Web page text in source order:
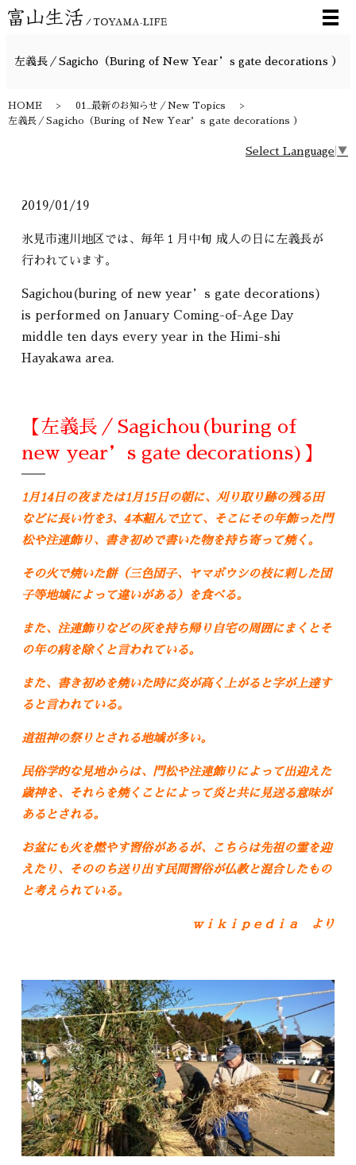
メ
左義長／Sagicho（Buring of New Year’s gate decorations ）
HOME
01_最新のお知らせ／New Topics
左義長／Sagicho（Buring of New Year’s gate decorations ）
Select Language ▼
2019/01/19
氷見市速川地区では、毎年１月中旬 成人の日に左義長が
行われています。
Sagichou(buring of new year’s gate decorations)
is performed on January Coming-of-Age Day
middle ten days every year in the Himi-shi
Hayakawa area.
【左義長／Sagichou(buring of
new year’s gate decorations)】
1月14日の夜または1月15日の朝に、刈り取り跡の残る田
などに長い竹を3、4本組んで立て、そこにその年飾った門
松や注連飾り、書き初めで書いた物を持ち寄って焼く。
その火で焼いた餅（三色団子、ヤマボウシの枝に刺した団
子等地域によって違いがある）を食べる。
また、注連飾りなどの灰を持ち帰り自宅の周囲にまくとそ
の年の病を除くと言われている。
また、書き初めを焼いた時に炎が高く上がると字が上達す
ると言われている。
道祖神の祭りとされる地域が多い。
民俗学的な見地からは、門松や注連飾りによって出迎えた
歳神を、それらを焼くことによって炎と共に見送る意味が
あるとされる。
お盆にも火を燃やす習俗があるが、こちらは先祖の霊を迎
えたり、そののち送り出す民間習俗が仏教と混合したもの
と考えられている。
ｗｉｋｉｐｅｄｉａ より